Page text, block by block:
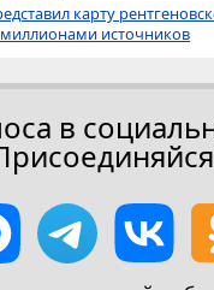
карту
источников
в